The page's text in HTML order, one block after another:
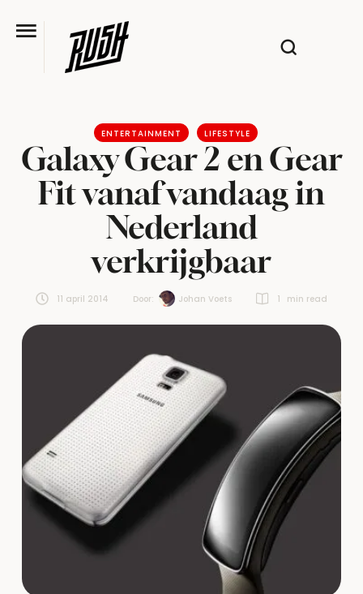
ENTERTAINMENT LIFESTYLE
Galaxy Gear 2 en Gear
Fit vanaf vandaag in
Nederland
verkrijgbaar
11 april 2014 Door: Johan Voets 1 min read